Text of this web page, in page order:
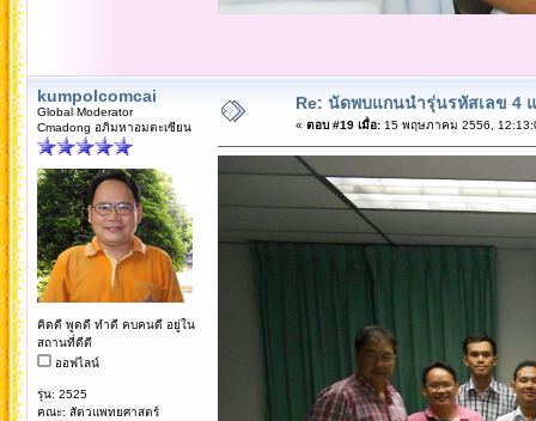
kumpolcomcai
Global Moderator
Cmadong อภิมหาอมตะเซียน
คิดดี พูดดี ทำดี คบคนดี อยู่ใน
สถานที่ดีดี
ออฟไลน์
รุ่น: 2525
คณะ: สัตวแพทยศาสตร์
Re: นัดพบแกนนำรุ่นรหัสเลข 4
« ตอบ #19 เมื่อ:15 พฤษภาคม 2556,